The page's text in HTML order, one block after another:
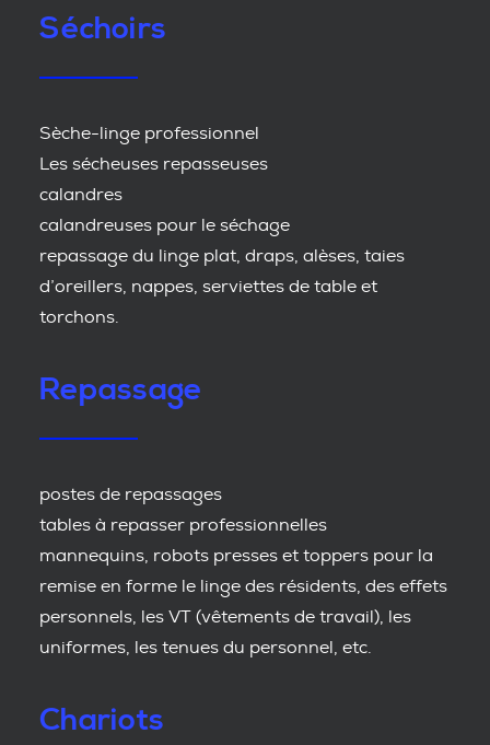
Séchoirs
Sèche-linge professionnel
Les sécheuses repasseuses
calandres
calandreuses pour le séchage
repassage du linge plat, draps, alèses, taies
d’oreillers, nappes, serviettes de table et
torchons.
Repassage
postes de repassages
tables à repasser professionnelles
mannequins, robots presses et toppers pour la
remise en forme le linge des résidents, des effets
personnels, les VT (vêtements de travail), les
uniformes, les tenues du personnel, etc.
Chariots